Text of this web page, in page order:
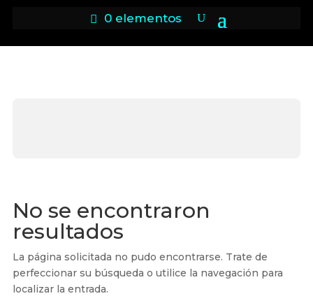
0 elementos
No se encontraron
resultados
La página solicitada no pudo encontrarse. Trate de
perfeccionar su búsqueda o utilice la navegación para
localizar la entrada.